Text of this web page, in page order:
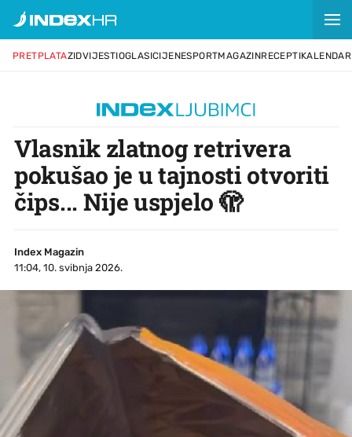
PRETPLATAZIDVIJESTIOGLASICIJENESPORTMAGAZINRECEPTIKALENDAR
Vlasnik zlatnog retrivera
pokušao je u tajnosti otvoriti
čips... Nije uspjelo 🫣
Index Magazin
11:04, 10. svibnja 2026.